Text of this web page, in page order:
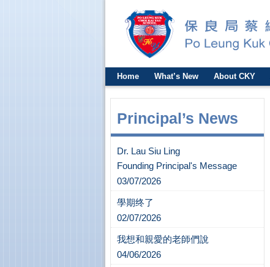
Home What’s New About CKY
Principal’s News
Dr. Lau Siu Ling
Founding Principal's Message
03/07/2026
學期终了
02/07/2026
我想和親愛的老師們說
04/06/2026